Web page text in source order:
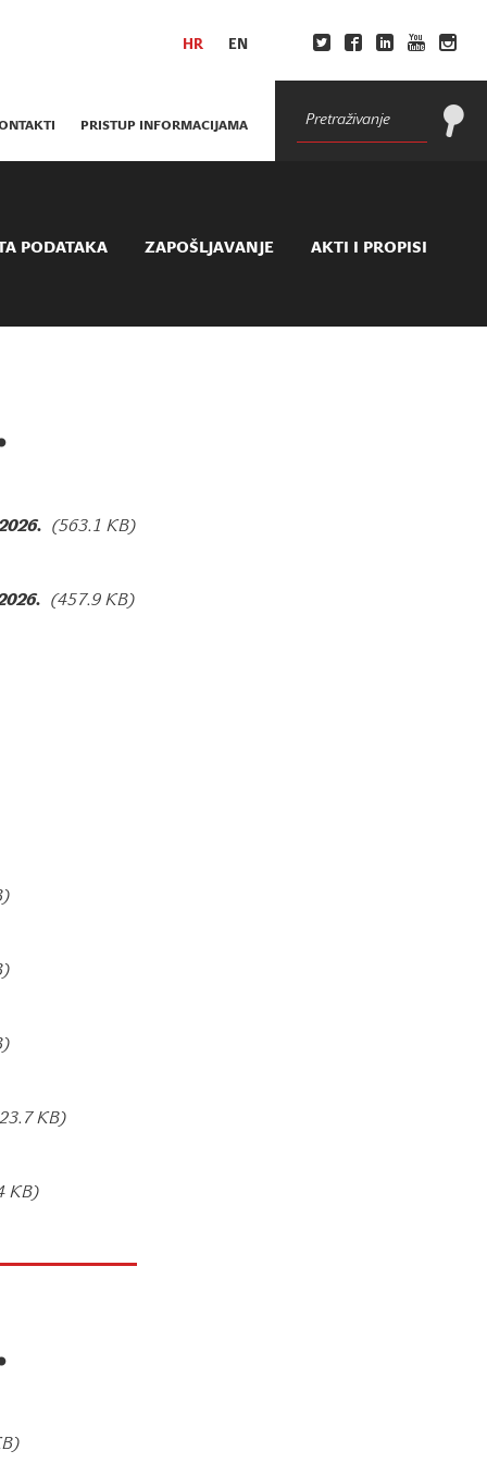
HR EN
PRISTUP INFORMACIJAMA
PODATAKA ZAPOŠLJAVANJE AKTI I PROPISI
(563.1 KB)
(457.9 KB)
KB)
KB)